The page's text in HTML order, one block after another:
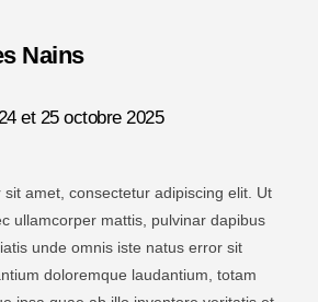
Nains
et 25 octobre 2025
amet, consectetur adipiscing elit. Ut
ullamcorper mattis, pulvinar dapibus
unde omnis iste natus error sit
doloremque laudantium, totam